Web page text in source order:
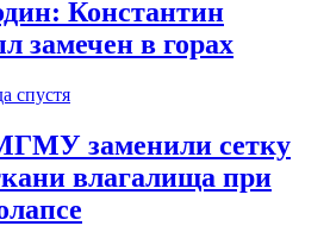
Константин
замечен в горах
спустя
заменили сетку
влагалища при